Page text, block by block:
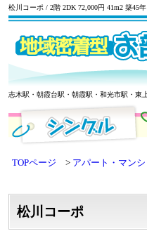
松川コーポ / 2階 2DK 72,000円 41m2 築45
志木駅・朝霞台駅・朝霞駅・和光市駅・東
TOPページ アパート・マンシ
松川コーポ